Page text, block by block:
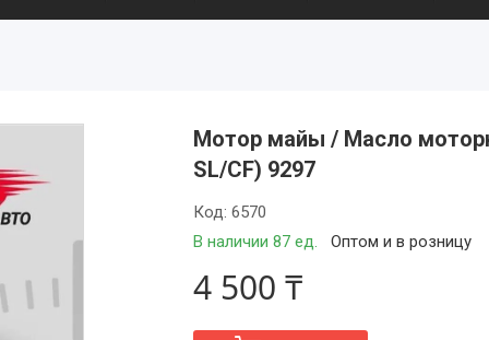
Мотор майы / Масло
SL/CF) 9297
В наличии 87 ед. Оптом и в розницу
Код:6570
4 500 ₸